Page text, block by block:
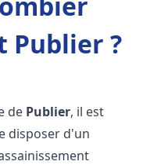
Publier ?
de Publier, il est
disposer d'un